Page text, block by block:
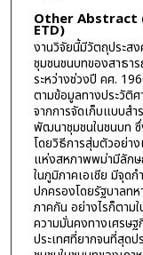
Other Abstract
ETD)
งานวิจัยนี้มีวัตถุประส
ชุมชนชนบทของสาธา
ระหว่างช่วงปี คศ.
ตามข้อมูลทางประวัติ
จากการจัดเก็บแบบสำ
พัฒนาชุมชนในชนบท ซึ่
โดยวิธีการสุ่มตัวอย่า
แห่งสหภาพพม่ามีลักษ
ในภูมิภาคเอเชีย มีจุด
ปกครองโดยรัฐบาลทห
ภาคกัน อย่างไรก็ตาม
ความมั่นคงทางเศรษ
ประเทศที่ยากจนที่สุด